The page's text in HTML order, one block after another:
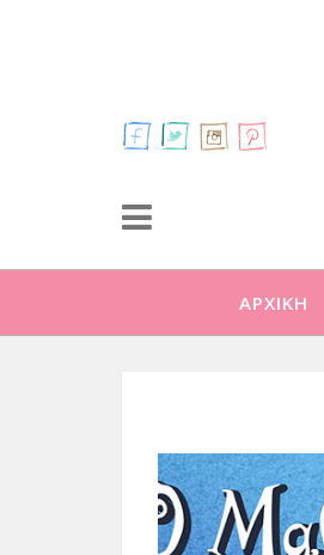
ΑΡΧΙΚΗ